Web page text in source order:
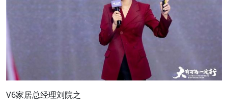
V6家居总经理刘院之